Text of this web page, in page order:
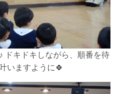
ドキドキしながら、順番を待
いますように🍀